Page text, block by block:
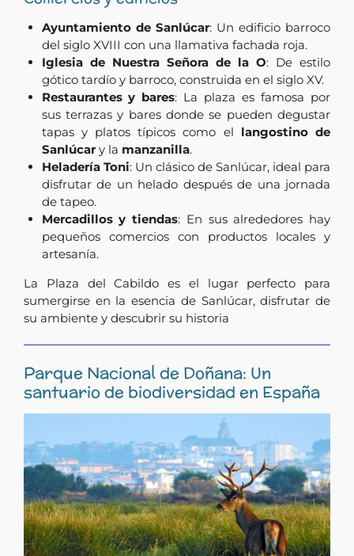
Ayuntamiento de Sanlúcar: Un edificio barroco
del siglo XVIII con una llamativa fachada roja.
Iglesia de Nuestra Señora de la O: De estilo
gótico tardío y barroco, construida en el siglo XV.
Restaurantes y bares: La plaza es famosa por
sus terrazas y bares donde se pueden degustar
tapas y platos típicos como el langostino de
Sanlúcary la manzanilla.
Heladería Toni: Un clásico de Sanlúcar, ideal para
disfrutar de un helado después de una jornada
de tapeo.
Mercadillos y tiendas: En sus alrededores hay
pequeños comercios con productos locales y
artesanía.
La Plaza del Cabildo es el lugar perfecto para
sumergirse en la esencia de Sanlúcar, disfrutar de
su ambiente y descubrir su historia
Parque Nacional de Doñana: Un
santuario de biodiversidad en España